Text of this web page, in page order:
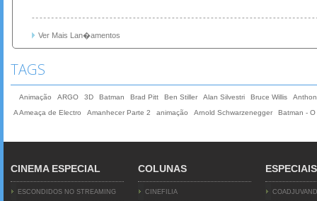
Ver Mais Lan�amentos
TAGS
Animação ARGO 3D Batman Brad Pitt Ben Stiller Alan Silvestri Bruce Willis
A Ameaça de Electro
Amanhecer Parte 2 animação Arnold Schwarzenegger Batman -
CINEMA ESPECIAL
ESCONDIDOS NO STREAMING
COLUNAS
CINEFILIA
ESPECIAIS